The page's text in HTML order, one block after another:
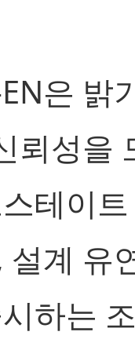
은 밝
뢰성을
테이
설계 유
하는